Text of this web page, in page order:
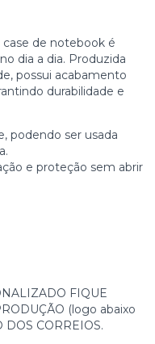
de notebook é
dia a dia. Produzida
possui acabamento
durabilidade e
podendo ser usada
e proteção sem abrir
FIQUE
(logo abaixo
CORREIOS.